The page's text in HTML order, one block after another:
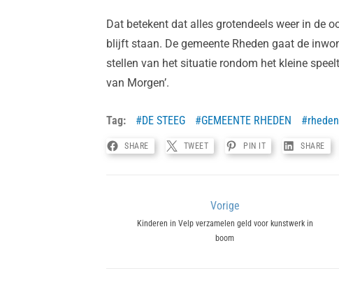
Dat betekent dat alles grotendeels weer in de
blijft staan. De gemeente Rheden gaat de
stellen van het situatie rondom het kleine
van Morgen’.
Tag: DE STEEG GEMEENTE RHEDEN rheden
SHARE TWEET PIN IT SHARE
navigatie
Vorige
Previous
Kinderen in Velp verzamelen geld voor kunstwerk in
boom